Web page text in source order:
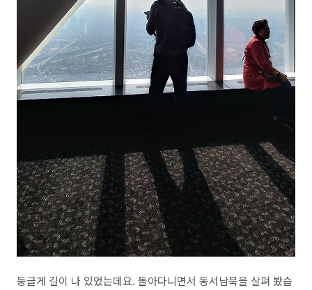
둥글게 길이 나 있었는데요. 돌아다니면서 동서남북을 살펴 봤습